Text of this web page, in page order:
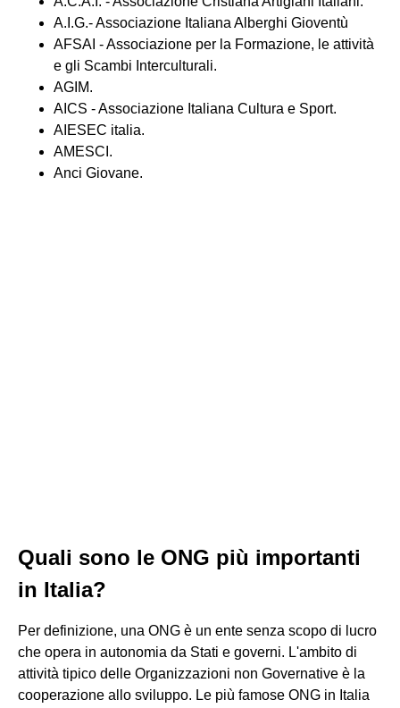
A.I.G.- Associazione Italiana Alberghi Gioventù
AFSAI - Associazione per la Formazione, le attività
e gli Scambi Interculturali.
AGIM.
AICS - Associazione Italiana Cultura e Sport.
AIESEC italia.
AMESCI.
Anci Giovane.
Quali sono le ONG più importanti
in Italia?
Per definizione, una ONG è un ente senza scopo di lucro
che opera in autonomia da Stati e governi. L'ambito di
attività tipico delle Organizzazioni non Governative è la
cooperazione allo sviluppo. Le più famose ONG in Italia